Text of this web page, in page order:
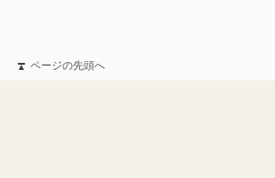
ページの先頭へ